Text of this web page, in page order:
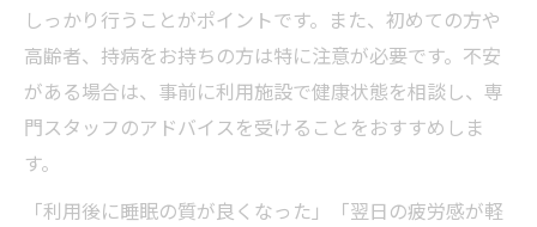
しっかり行うことがポイントです。また、初めての方や
高齢者、持病をお持ちの方は特に注意が必要です。不安
がある場合は、事前に利用施設で健康状態を相談し、専
門スタッフのアドバイスを受けることをおすすめしま
す。
「利用後に睡眠の質が良くなった」「翌日の疲労感が軽